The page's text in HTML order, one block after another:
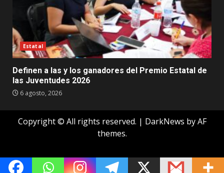
Estatal
Definen a las y los ganadores del Premio Estatal de
las Juventudes 2026
6 agosto, 2026
Copyright © All rights reserved. | DarkNews by AF
themes.